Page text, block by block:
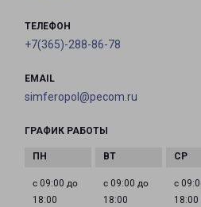
ТЕЛЕФОН
+7(365)-288-86-78
EMAIL
simferopol@pecom.ru
ГРАФИК РАБОТЫ
с 09:00 до
18:00
с 09:00 до
18:00
с
18:00